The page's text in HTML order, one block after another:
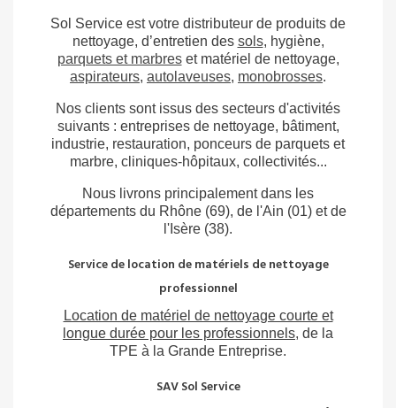
Sol Service est votre distributeur de produits de
nettoyage, d’entretien des sols, hygiène,
parquets et marbreset matériel de nettoyage,
aspirateurs, autolaveuses, monobrosses.
Nos clients sont issus des secteurs d'activités
suivants : entreprises de nettoyage, bâtiment,
industrie, restauration, ponceurs de parquets et
marbre, cliniques-hôpitaux, collectivités...
Nous livrons principalement dans les
départements du Rhône (69), de l'Ain (01) et de
l'Isère (38).
Service de location de matériels de nettoyage
professionnel
Location de matériel de nettoyage courte et
longue durée pour les professionnels, de la
TPE à la Grande Entreprise.
SAV Sol Service